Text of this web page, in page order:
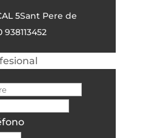
5Sant Pere de
938113452